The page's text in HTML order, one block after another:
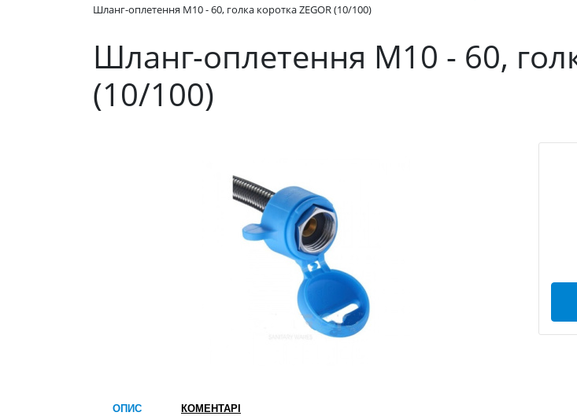
Шланг-оплетення М10 - 60, голка коротка ZEGOR (10/100)
Шланг-оплетення М10 - 60,
(10/100)
ОПИС КОМЕНТАРІ